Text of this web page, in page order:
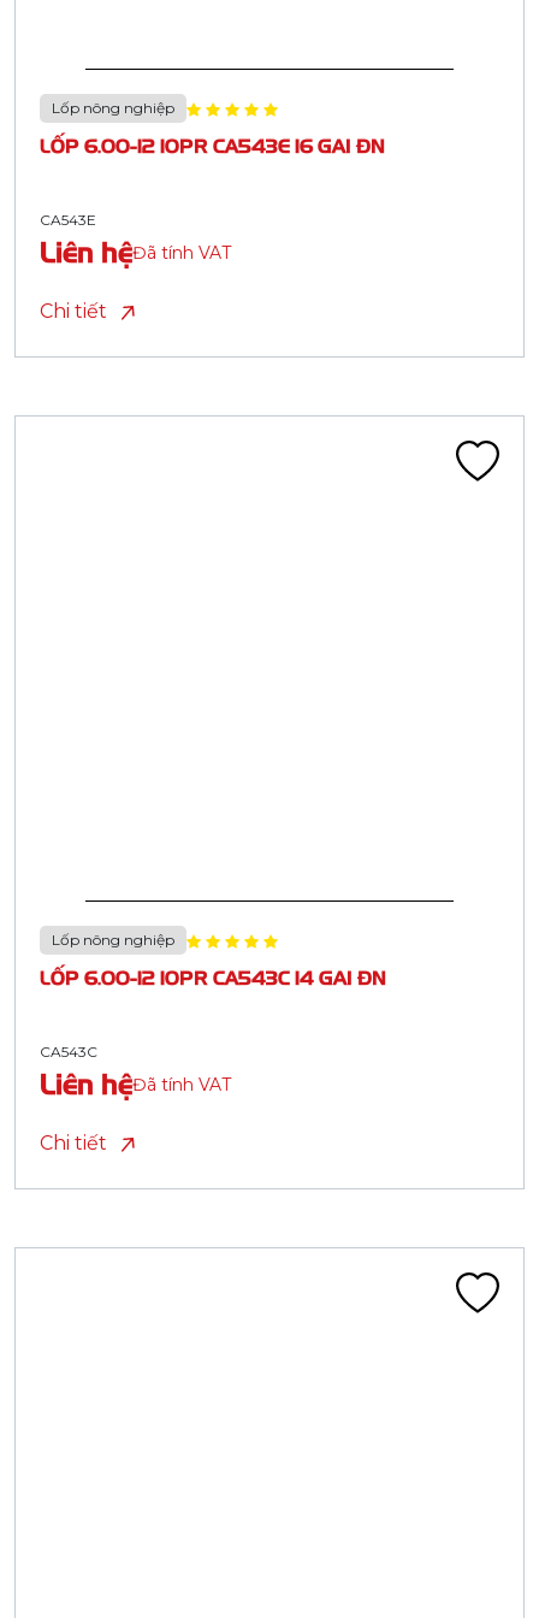
Lốp nông nghiệp
LỐP 6.00-12 10PR CA543E 16 GAI ĐN
CA543E
Liên hệĐã tính VAT
Chi tiết
Lốp nông nghiệp
LỐP 6.00-12 10PR CA543C 14 GAI ĐN
CA543C
Liên hệĐã tính VAT
Chi tiết